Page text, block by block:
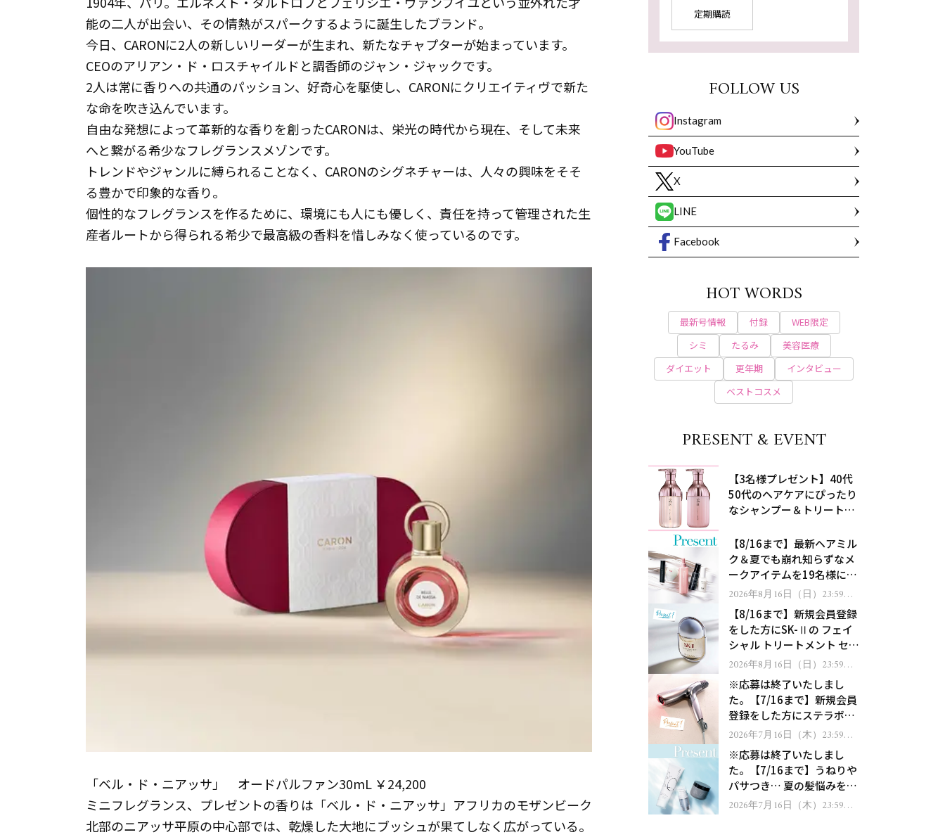
能の二人が出会い、その情熱がスパークするように誕生したブランド。
今日、CARONに2人の新しいリーダーが生まれ、新たなチャプターが始まっています。
CEOのアリアン・ド・ロスチャイルドと調香師のジャン・ジャックです。
2人は常に香りへの共通のパッション、好奇心を駆使し、CARONにクリエイティヴで新た
な命を吹き込んでいます。
自由な発想によって革新的な香りを創ったCARONは、栄光の時代から現在、そして未来
へと繋がる希少なフレグランスメゾンです。
トレンドやジャンルに縛られることなく、CARONのシグネチャーは、人々の興味をそそ
る豊かで印象的な香り。
個性的なフレグランスを作るために、環境にも人にも優しく、責任を持って管理された生
産者ルートから得られる希少で最高級の香料を惜しみなく使っているのです。
「ベル・ド・ニアッサ」 オードパルファン30mL ￥24,200
ミニフレグランス、プレゼントの香りは「ベル・ド・ニアッサ」アフリカのモザンビーク
北部のニアッサ平原の中心部では、乾燥した大地にブッシュが果てしなく広がっている。
定期購読
FOLLOW US
Instagram
YouTube
X
LINE
Facebook
HOT WORDS
最新号情報 付録
WEB限定
シミ
たるみ
美容医療
ダイエット
更年期
インタビュー
ベストコスメ
PRESENT & EVENT
【3名様プレゼント】40代
50代のヘアケアにぴったり
なシャンプー＆トリートメ
処！
【8/16まで】最新ヘアミル
ク＆夏でも崩れ知らずなメ
ークアイテムを19名様にプ
レゼント！
2026年8月16日（日）23:59ま
で【8/16まで】新規会員登録
をした方にSK-Ⅱの フェイ
シャル トリートメント セラ
ムをプレゼント！
2026年8月16日（日）23:59ま
※応募は終了いたしまし
た。【7/16まで】新規会員
登録をした方にステラボー
テのシャインリバース ヘア
ゼント！
2026年7月16日（木）23:59ま
※応募は終了いたしまし
た。【7/16まで】うねりや
パサつき… 夏の髪悩みを解
消するヘアケアアイテムを
2026年7月16日（木）23:59ま